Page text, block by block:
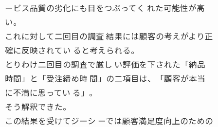
ービス品質の劣化にも目をつぶってく れた可能性が高
い。
これに対して二回目の調査 結果には顧客の考えがより正
確に反映されてい ると考えられる。
とりわけ二回目の調査で厳し い評価を下された「納品
時間」と「受注締め時 間」の二項目は、「顧客が本当
に不満に思ってい る」。
そう解釈できた。
この結果を受けてジーシ ーでは顧客満足度向上のための